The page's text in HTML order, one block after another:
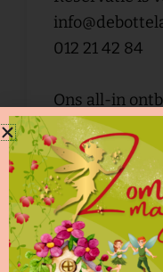
012 21 42 84
Ons all-in
persoon.
betalen 15
genieten
contant ter
afloop van het